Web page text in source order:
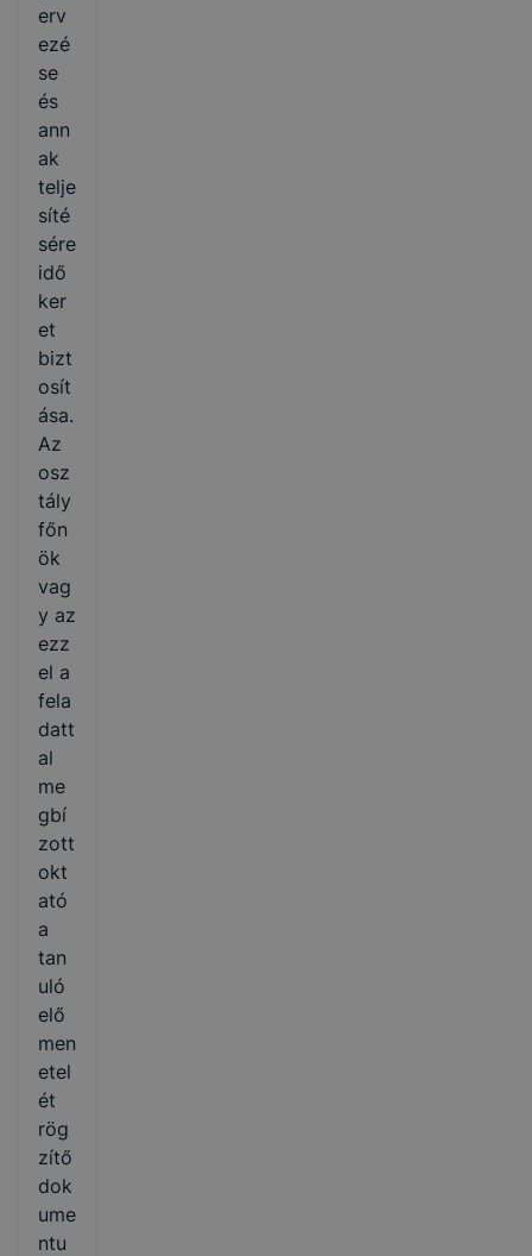
erv
ezé
se
és
ann
ak
telje
síté
sére
idő
ker
et
bizt
osít
ása.
Az
osz
tály
főn
ök
vag
y az
ezz
el a
fela
datt
al
me
gbí
zott
okt
ató
a
tan
uló
elő
men
etel
ét
rög
zítő
dok
ume
ntu